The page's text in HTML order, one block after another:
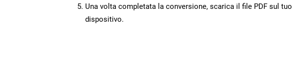
Una volta completata la conversione, scarica il file PDF sul tuo
dispositivo.